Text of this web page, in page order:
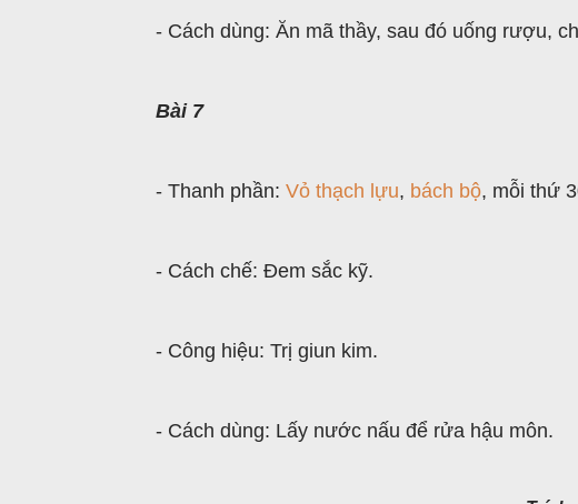
- Cách dùng: Ăn mã thầy, sau đó uống rượu,
Bài 7
- Thanh phần: Vỏ thạch lựu, bách bộ, mỗi thứ
- Cách chế: Đem sắc kỹ.
- Công hiệu: Trị giun kim.
- Cách dùng: Lấy nước nấu để rửa hậu môn.